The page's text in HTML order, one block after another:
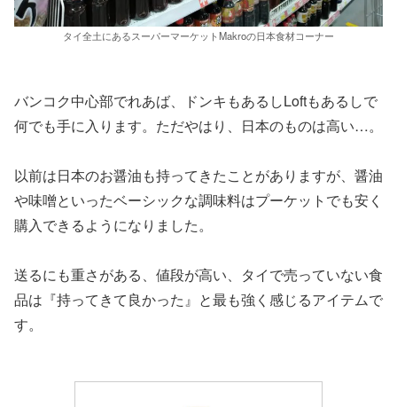
タイ全土にあるスーパーマーケットMakroの日本食材コーナー
バンコク中心部でれあば、ドンキもあるしLoftもあるしで
何でも手に入ります。ただやはり、日本のものは高い…。
以前は日本のお醤油も持ってきたことがありますが、醤油
や味噌といったベーシックな調味料はプーケットでも安く
購入できるようになりました。
送るにも重さがある、値段が高い、タイで売っていない食
品は『持ってきて良かった』と最も強く感じるアイテムで
す。